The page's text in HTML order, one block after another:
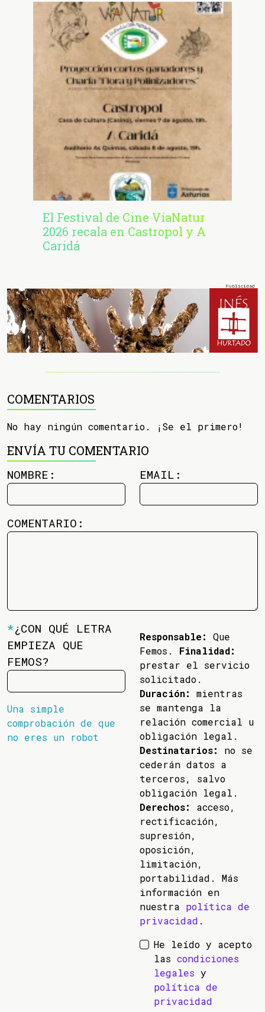
El Festival de Cine VíaNatur
2026 recala en Castropol y A
Caridá
COMENTARIOS
No hay ningún comentario. ¡Se el primero!
ENVÍA TU COMENTARIO
NOMBRE: EMAIL:
COMENTARIO:
*¿CON QUÉ LETRA
EMPIEZA QUE
FEMOS?
Una simple
comprobación de que
no eres un robot
Responsable:
Que
Femos. Finalidad:
prestar el servicio
solicitado.
Duración:
mientras
se mantenga la
relación comercial u
obligación legal.
Destinatarios:
no se
cederán datos a
terceros, salvo
obligación legal.
Derechos:
acceso,
rectificación,
supresión,
oposición,
limitación,
portabilidad. Más
información en
nuestra política de
privacidad .
He leído y acepto
las condiciones
legales y
política de
privacidad